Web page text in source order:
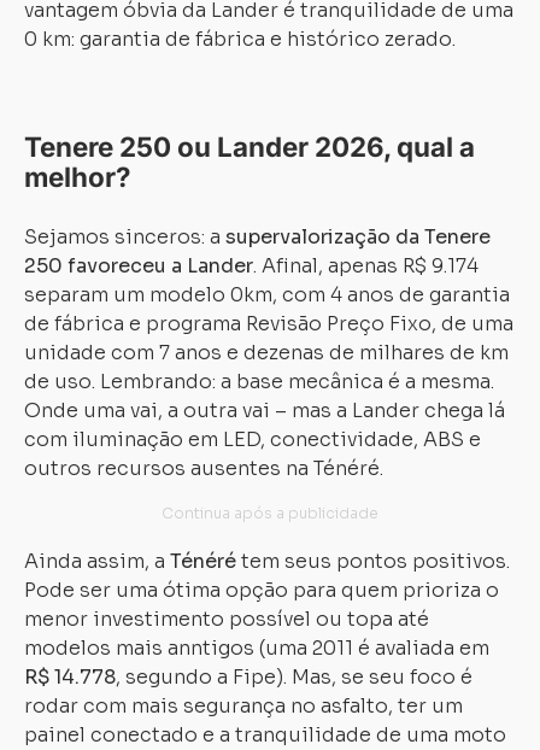
vantagem óbvia da Lander é tranquilidade de uma
0 km: garantia de fábrica e histórico zerado.
Tenere 250 ou Lander 2026, qual a
melhor?
Sejamos sinceros: a supervalorização da Tenere
250 favoreceu a Lander. Afinal, apenas R$ 9.174
separam um modelo 0km, com 4 anos de garantia
de fábrica e programa Revisão Preço Fixo, de uma
unidade com 7 anos e dezenas de milhares de km
de uso. Lembrando: a base mecânica é a mesma.
Onde uma vai, a outra vai – mas a Lander chega lá
com iluminação em LED, conectividade, ABS e
outros recursos ausentes na Ténéré.
Ainda assim, a Ténérétem seus pontos positivos.
Pode ser uma ótima opção para quem prioriza o
menor investimento possível ou topa até
modelos mais anntigos (uma 2011 é avaliada em
R$ 14.778, segundo a Fipe). Mas, se seu foco é
rodar com mais segurança no asfalto, ter um
painel conectado e a tranquilidade de uma moto